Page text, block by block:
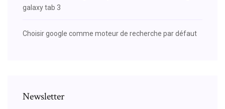
galaxy tab 3
Choisir google comme moteur de recherche par défaut
Newsletter